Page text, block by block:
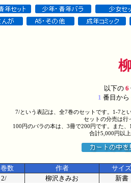
以下の6
1 番目から
7/という表記は、全7巻のセットです。1-7と
セットの分売は行
100円のバラの本は、3冊で200円です。また
合計5,000円以
巻数 作者 サイズ
2/ 柳沢きみお 新書